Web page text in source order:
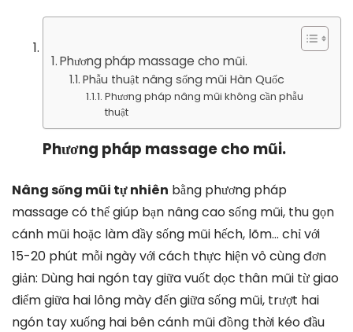
Phương pháp massage cho mũi.
Phẫu thuật nâng sống mũi Hàn Quốc
Phương pháp nâng mũi không cần phẫu
thuật
Phương pháp massage cho mũi.
Nâng sống mũi tự nhiên bằng phương pháp
massage có thể giúp bạn nâng cao sống mũi, thu gọn
cánh mũi hoặc làm đầy sống mũi hếch, lõm… chỉ với
15-20 phút mỗi ngày với cách thực hiện vô cùng đơn
giản: Dùng hai ngón tay giữa vuốt dọc thân mũi từ giao
điểm giữa hai lông mày đến giữa sống mũi, trượt hai
ngón tay xuống hai bên cánh mũi đồng thời kéo đầu